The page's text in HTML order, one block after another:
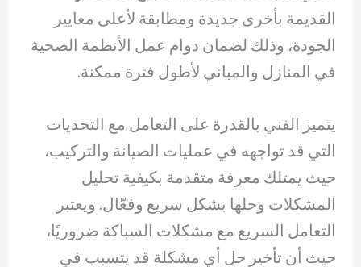
القديمة بأخرى جديدة ومطابقة لأعلى معايير
الجودة، وذلك لضمان دوام عمل الأنظمة الصحية
في المنازل والمباني لأطول فترة ممكنة.
يتميز الفني بالقدرة على التعامل مع التحديات
التي قد تواجهه في عمليات الصيانة والتركيب،
حيث يمتلك معرفة متقدمة بكيفية تحليل
المشكلات وحلها بشكل سريع وفعّال. ويعتبر
التعامل السريع مع مشكلات السباكة ضروريًا،
حيث أن تأخير حل أي مشكلة قد يتسبب في